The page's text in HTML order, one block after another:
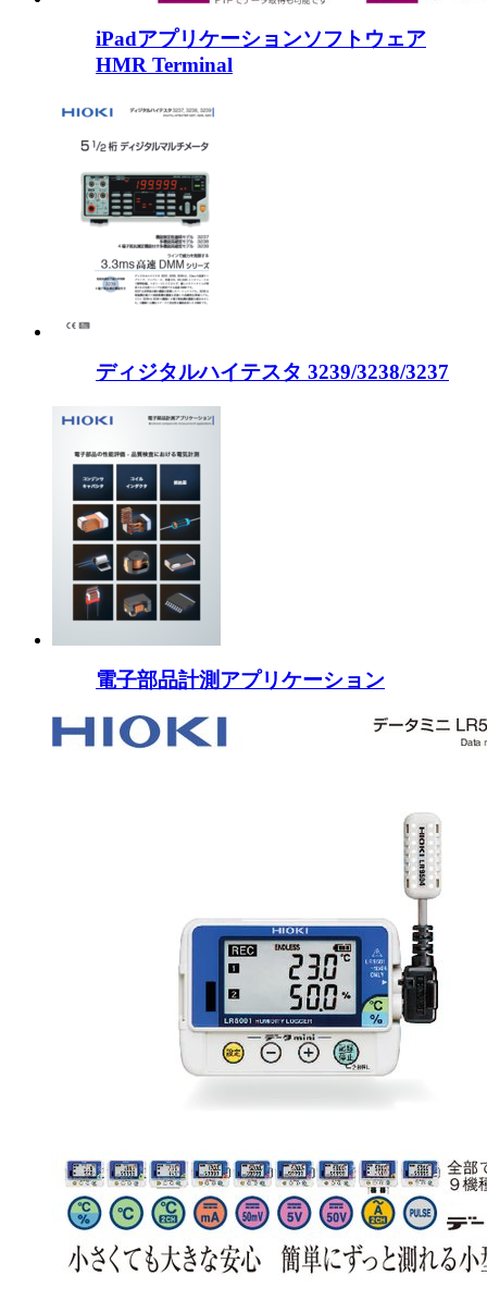
iPadアプリケーションソフトウェア
HMR Terminal
ディジタルハイテスタ 3239/3238/3237
電子部品計測アプリケーション